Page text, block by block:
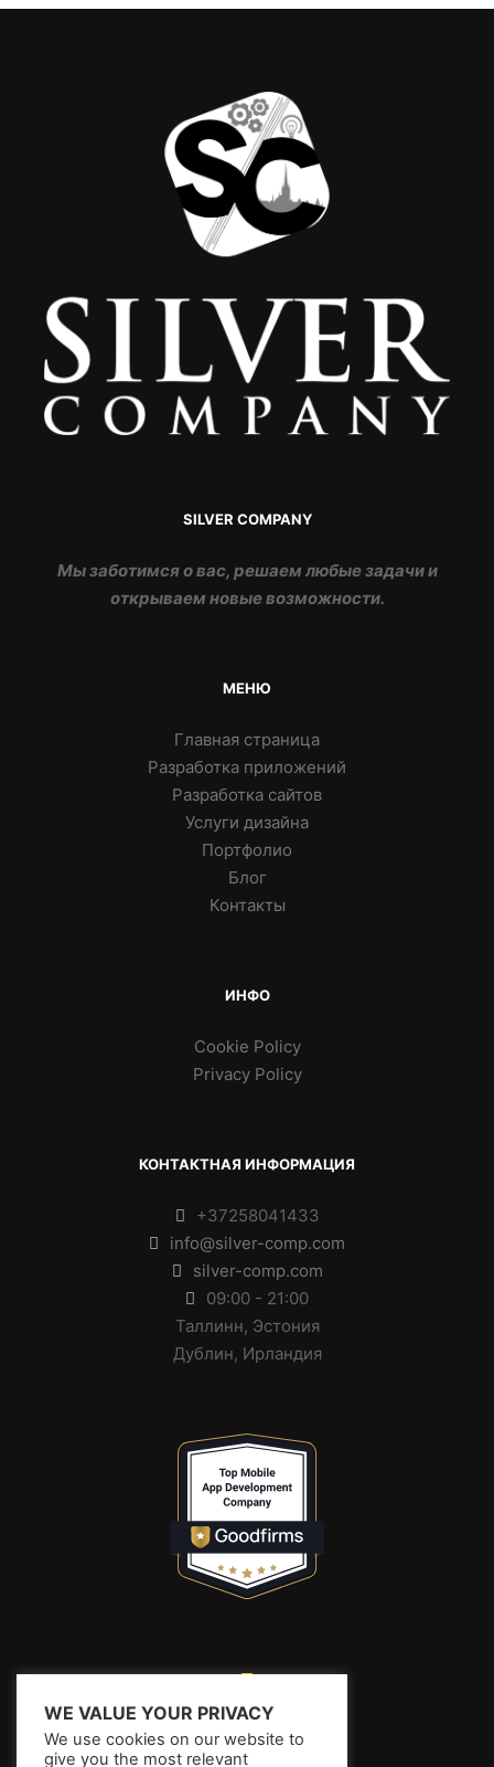
SILVER COMPANY
Мы заботимся о вас, решаем любые задачи и
открываем новые возможности.
МЕНЮ
Главная страница
Разработка приложений
Разработка сайтов
Услуги дизайна
Портфолио
Блог
Контакты
ИНФО
Cookie Policy
Privacy Policy
КОНТАКТНАЯ ИНФОРМАЦИЯ
+37258041433
info@silver-comp.com
silver-comp.com
09:00 - 21:00
Таллинн, Эстония
Дублин, Ирландия
WE VALUE YOUR PRIVACY
We use cookies on our website to
give you the most relevant